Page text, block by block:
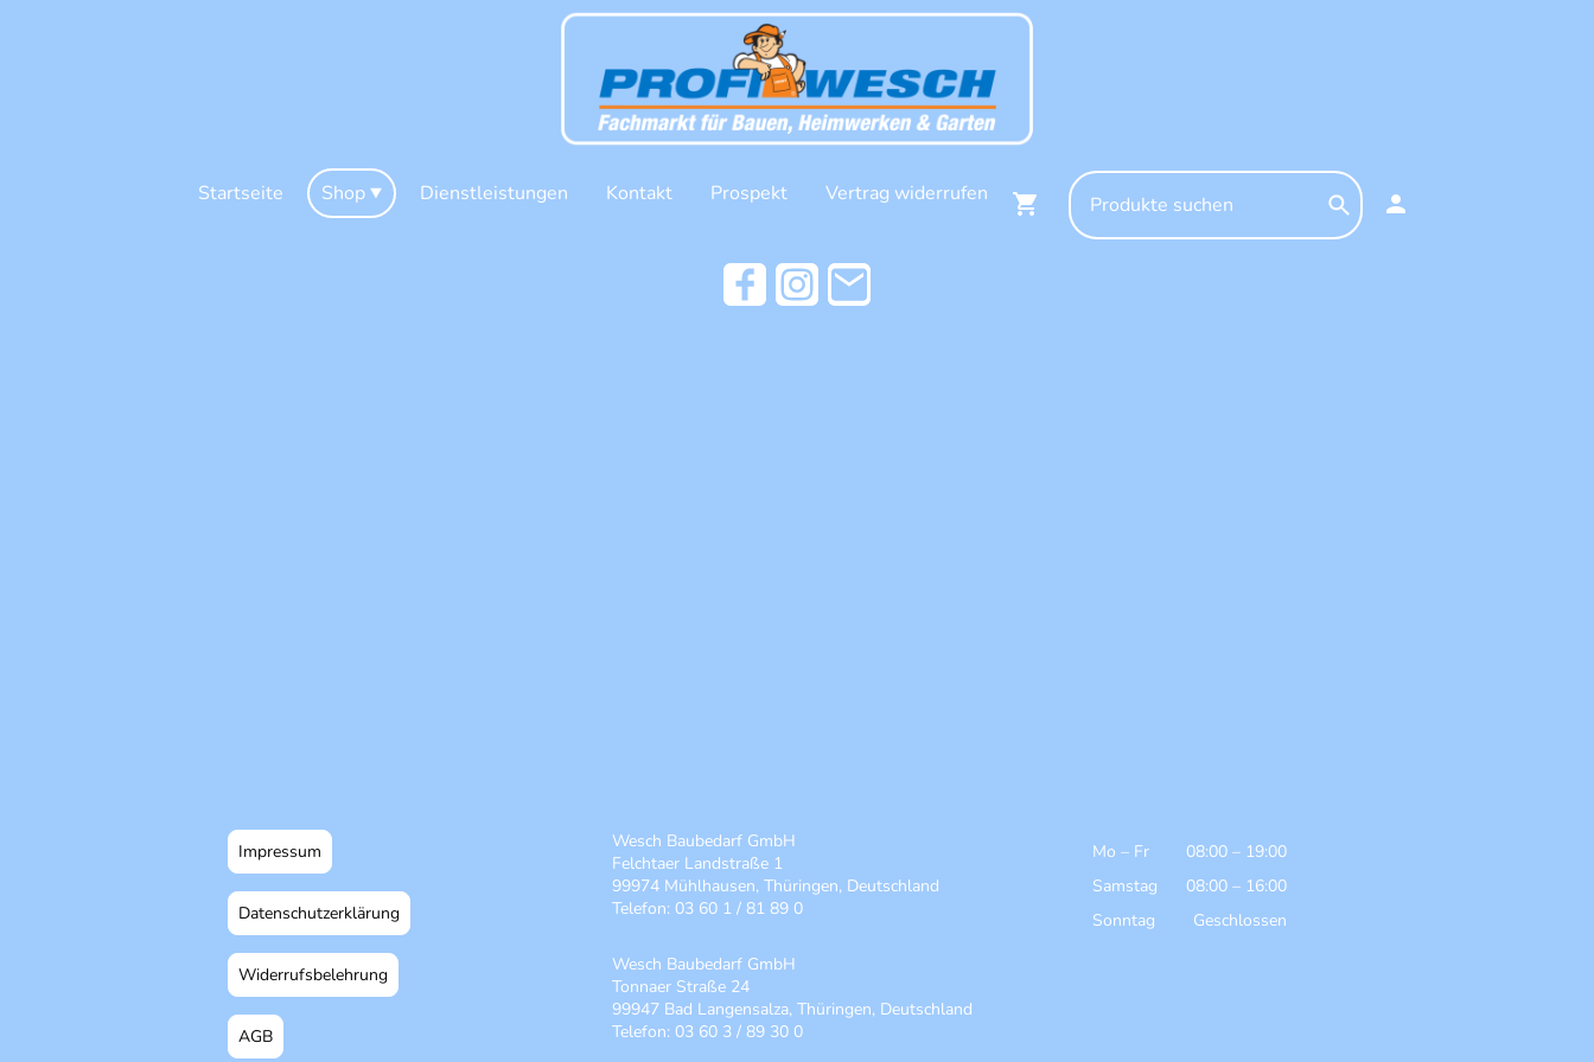
Startseite Shop Dienstleistungen Kontakt Prospekt Vertrag widerrufen
Impressum Mo – Fr 08:00 – 19:00
Samstag
08:00 – 16:00
Sonntag
Geschlossen
AGB
Datenschutzerklärung
Widerrufsbelehrung
Wesch Baubedarf GmbH
Felchtaer Landstraße 1
99974 Mühlhausen, Thüringen, Deutschland
Telefon: 03 60 1 / 81 89 0
Wesch Baubedarf GmbH
Tonnaer Straße 24
99947 Bad Langensalza, Thüringen, Deutschland
Telefon: 03 60 3 / 89 30 0